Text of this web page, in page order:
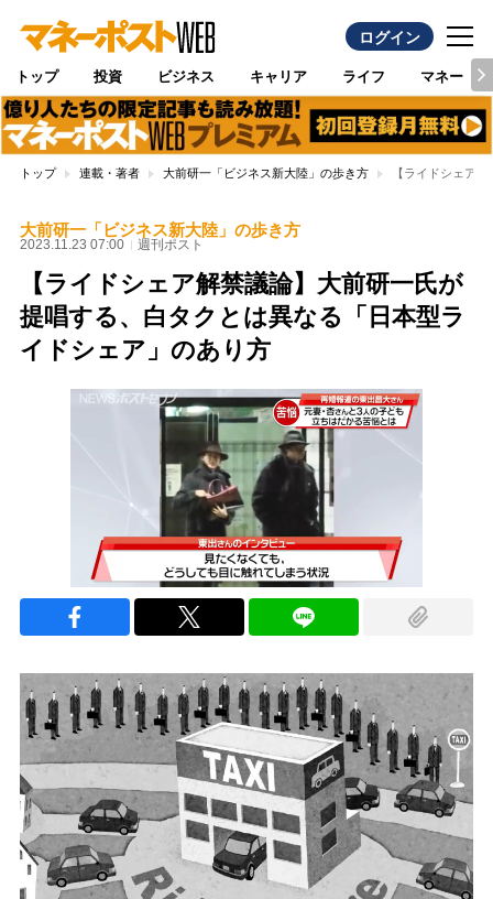
ログイン
トップ 投資 ビジネス キャリア ライフ マネー
トップ 連載・著者 大前研一「ビジネス新大陸」の歩き方 【ライドシェア
大前研一「ビジネス新大陸」の歩き方
2023.11.23 07:00 週刊ポスト
【ライドシェア解禁議論】大前研一氏が
提唱する、白タクとは異なる「日本型ラ
イドシェア」のあり方